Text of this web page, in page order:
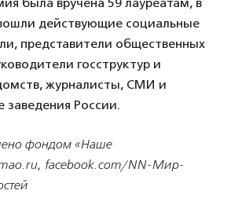
действующие социальные
представители общественных
госструктур и
журналисты, СМИ и
России.
фондом «Наше
facebook.com/NN-Мир-